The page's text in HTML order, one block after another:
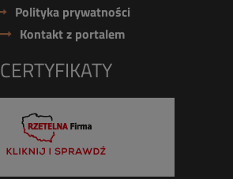
Polityka prywatności
Kontakt z portalem
CERTYFIKATY